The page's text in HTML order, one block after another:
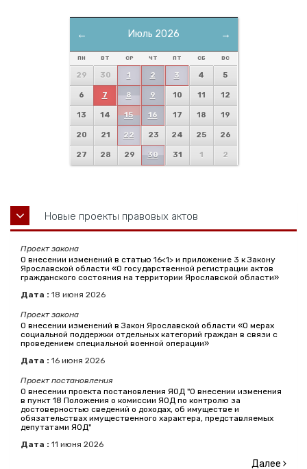
← →
Июль 2026
ПН ВТ СР ЧТ ПТ СБ ВС
29 30 1 2 3 4 5
6 7 8 9 10 11 12
13 14 15 16 17 18 19
20 21 22 23 24 25 26
27 28 29 30 31 1 2
Новые проекты правовых актов
Проект закона
О внесении изменений в статью 16<1> и приложение 3 к Закону
Ярославской области «О государственной регистрации актов
гражданского состояния на территории Ярославской области»
Дата : 18 июня 2026
Проект закона
О внесении изменений в Закон Ярославской области «О мерах
социальной поддержки отдельных категорий граждан в связи с
проведением специальной военной операции»
Дата : 16 июня 2026
Проект постановления
О внесении проекта постановления ЯОД "О внесении изменения
в пункт 18 Положения о комиссии ЯОД по контролю за
достоверностью сведений о доходах, об имуществе и
обязательствах имущественного характера, представляемых
депутатами ЯОД"
Дата : 11 июня 2026
Далее